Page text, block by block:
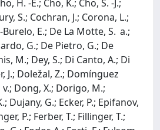
H. -E.; Cho, K.; Cho, S. -J.;
S.; Cochran, J.; Corona, L.;
Burelo, E.; De La Motte, S. a.;
G.; De Pietro, G.; De
M.; Dey, S.; Di Canto, A.; Di
J.; Doležal, Z.; Domínguez
Dong, X.; Dorigo, M.;
Dujany, G.; Ecker, P.; Epifanov,
P.; Ferber, T.; Fillinger, T.;